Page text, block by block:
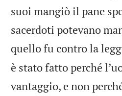
suoi mangiò il pane
sacerdoti potevano
quello fu contro la
è stato fatto perché
vantaggio, e non